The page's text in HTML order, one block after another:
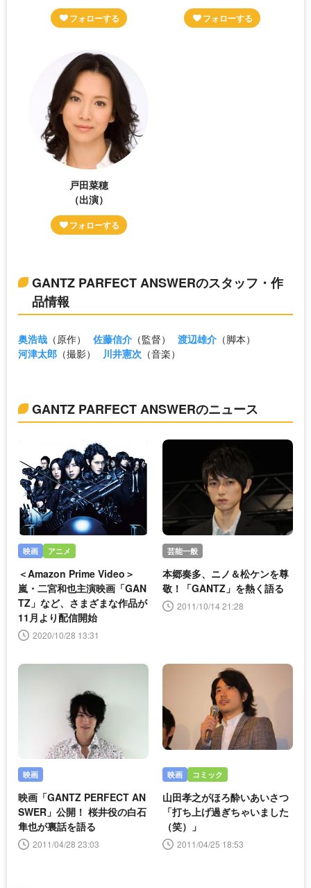
戸田菜穂
（出演）
GANTZ PARFECT ANSWERのスタッフ・作
品情報
奥浩哉 （原作） 佐藤信介 （監督） 渡辺雄介 （脚本）
河津太郎 （撮影） 川井憲次 （音楽）
GANTZ PARFECT ANSWERのニュース
映画 アニメ
＜Amazon Prime Video＞
嵐・二宮和也主演映画「GAN
TZ」など、さまざまな作品が
11月より配信開始
2020/10/28 13:31
芸能一般
本郷奏多、ニノ＆松ケンを尊
敬！「GANTZ」を熱く語る
2011/10/14 21:28
映画
映画「GANTZ PERFECT AN
SWER」公開！ 桜井役の白石
隼也が裏話を語る
2011/04/28 23:03
映画 コミック
山田孝之がほろ酔いあいさつ
「打ち上げ過ぎちゃいました
（笑）」
2011/04/25 18:53